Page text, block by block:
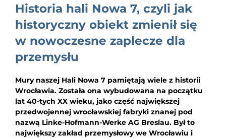
KONTAKT
Historia hali Nowa 7, czyli jak
historyczny obiekt zmienił się
w nowoczesne zaplecze dla
przemysłu
Mury naszej Hali Nowa 7 pamiętają wiele z historii
Wrocławia. Została ona wybudowana na początku
lat 40-tych XX wieku, jako część największej
przedwojennej wrocławskiej fabryki znanej pod
nazwą Linke-Hofmann-Werke AG Breslau. Był to
największy zakład przemysłowy we Wrocławiu i